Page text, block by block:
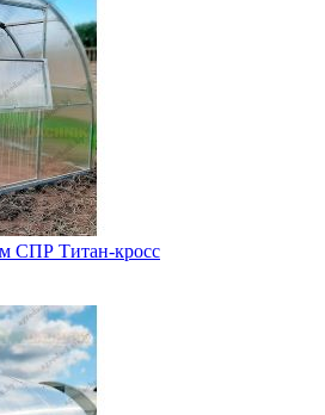
СПР Титан-кросс